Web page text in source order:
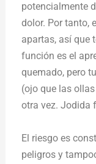
potencialmente
dolor. Por tanto,
apartas, así que
función es el
quemado, pero
(ojo que las
otra vez. Jodida
El riesgo es
peligros y